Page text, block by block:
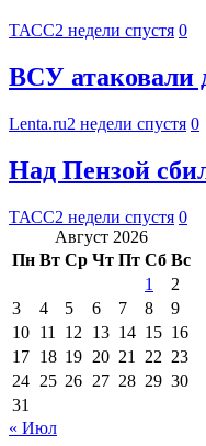
ТАСС2 недели спустя 0
ВСУ атаковали
Lenta.ru2 недели спустя 0
Над Пензой
ТАСС2 недели спустя 0
Август 2026
Пн Вт Ср Чт Пт Сб Вс
1
2
3
4 5 6 7 8
9
10 11 12 13 14 15 16
17 18 19 20 21 22 23
24 25 26 27 28 29 30
31
« Июл